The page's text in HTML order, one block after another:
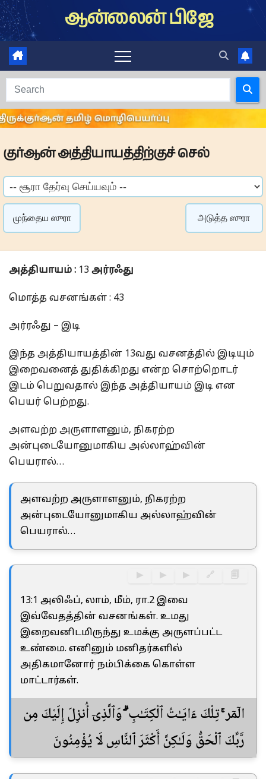
Skip
to
content
ஆன்லைன் பிஜே
குர்ஆன் அத்தியாயத்திற்குச் செல்
முந்தைய ஸுரா அடுத்த ஸுரா
அத்தியாயம் : 13 அர்ரஃது
மொத்த வசனங்கள் : 43
அர்ரஃது – இடி
இந்த அத்தியாயத்தின் 13வது வசனத்தில் இடியும்
இறைவனைத் துதிக்கிறது என்ற சொற்றொடர்
இடம் பெறுவதால் இந்த அத்தியாயம் இடி என
பெயர் பெற்றது.
அளவற்ற அருளாளனும், நிகரற்ற
அன்புடையோனுமாகிய அல்லாஹ்வின்
பெயரால்…
அளவற்ற அருளாளனும், நிகரற்ற
அன்புடையோனுமாகிய அல்லாஹ்வின்
பெயரால்…
▶ ▶ ▶ 🔗 🗐
13:1 அலிஃப், லாம், மீம், ரா.2 இவை
இவ்வேதத்தின் வசனங்கள். உமது
இறைவனிடமிருந்து உமக்கு அருளப்பட்ட
உண்மை. எனினும் மனிதர்களில்
அதிகமானோர் நம்பிக்கை கொள்ள
மாட்டார்கள்.
الٓمٓر ۚ تِلْكَ ءَايَـٰتُ ٱلْكِتَـٰبِ ۗ وَٱلَّذِىٓ أُنزِلَ إِلَيْكَ مِن
رَّبِّكَ ٱلْحَقُّ وَلَـٰكِنَّ أَكْثَرَ ٱلنَّاسِ لَا يُؤْمِنُونَ